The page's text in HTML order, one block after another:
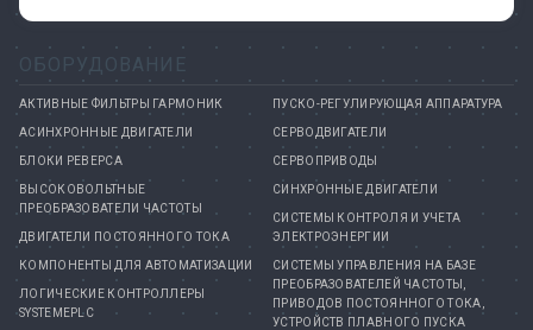
ОБОРУДОВАНИЕ
АКТИВНЫЕ ФИЛЬТРЫ ГАРМОНИК
АСИНХРОННЫЕ ДВИГАТЕЛИ
БЛОКИ РЕВЕРСА
ВЫСОКОВОЛЬТНЫЕ
ПРЕОБРАЗОВАТЕЛИ ЧАСТОТЫ
ДВИГАТЕЛИ ПОСТОЯННОГО ТОКА
КОМПОНЕНТЫ ДЛЯ АВТОМАТИЗАЦИИ
ЛОГИЧЕСКИЕ КОНТРОЛЛЕРЫ
SYSTEMEPLC
ПУСКО-РЕГУЛИРУЮЩАЯ АППАРАТУРА
СЕРВОДВИГАТЕЛИ
СЕРВОПРИВОДЫ
СИНХРОННЫЕ ДВИГАТЕЛИ
СИСТЕМЫ КОНТРОЛЯ И УЧЕТА
ЭЛЕКТРОЭНЕРГИИ
СИСТЕМЫ УПРАВЛЕНИЯ НА БАЗЕ
ПРЕОБРАЗОВАТЕЛЕЙ ЧАСТОТЫ,
ПРИВОДОВ ПОСТОЯННОГО ТОКА,
УСТРОЙСТВ ПЛАВНОГО ПУСКА